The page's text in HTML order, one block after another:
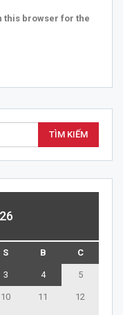
this browser for the
S B C
3 4 5
10 11 12